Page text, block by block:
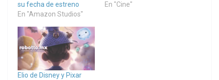
su fecha de estreno
En "Amazon Studios"
En "Cine"
Elio de Disney y Pixar